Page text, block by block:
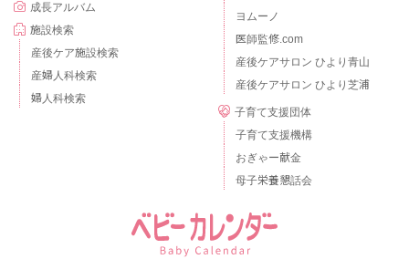
成長アルバム
施設検索
産後ケア施設検索
産婦人科検索
婦人科検索
ヨムーノ
医師監修.com
産後ケアサロン ひより青山
産後ケアサロン ひより芝浦
子育て支援団体
子育て支援機構
おぎゃー献金
母子栄養懇話会